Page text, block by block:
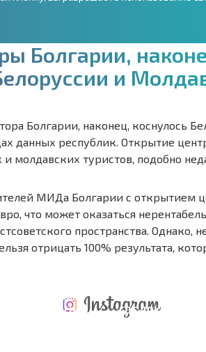
ры Болгарии, наконе
елоруссии и Молда
Болгарии, наконец, коснулось
данных республик. Открытие
и молдавских туристов, подобно
МИДа Болгарии с открытием
что может оказаться
пространства. Однако,
отрицать 100% результата,
ЕЖЕГОДНЫЕ
РАСХОДЫ НА
ГДЕ ДОХОДНОСТЬ